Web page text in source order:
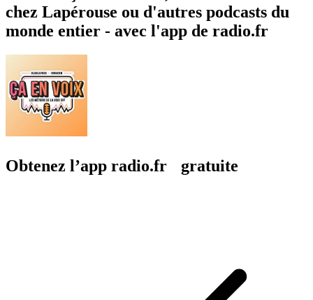
chez Lapérouse ou d'autres podcasts du
monde entier - avec l'app de radio.fr
Obtenez l’app radio.fr gratuite